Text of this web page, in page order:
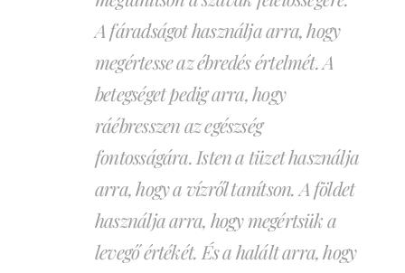
A fáradságot használja arra, hogy
megértesse az ébredés értelmét. A
betegséget pedig arra, hogy
ráébresszen az egészség
fontosságára. Isten a tüzet használja
arra, hogy a vízről tanítson. A földet
használja arra, hogy megértsük a
levegő értékét. És a halált arra, hogy